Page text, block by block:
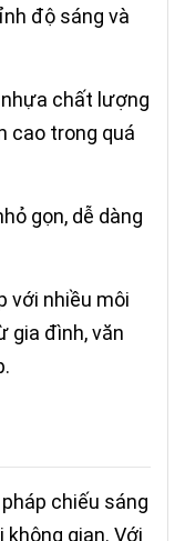
độ sáng và
nhựa chất lượng
cao trong quá
gọn, dễ dàng
với nhiều môi
gia đình, văn
chiếu sáng
không gian. Với